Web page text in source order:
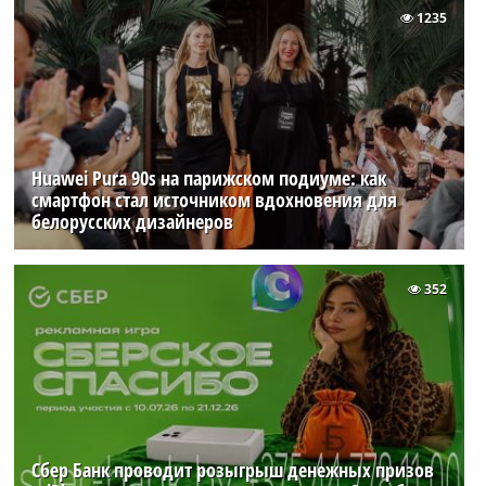
Huawei Pura 90s на парижском подиуме: как
смартфон стал источником вдохновения для
белорусских дизайнеров
1235
Сбер Банк проводит розыгрыш денежных призов
352